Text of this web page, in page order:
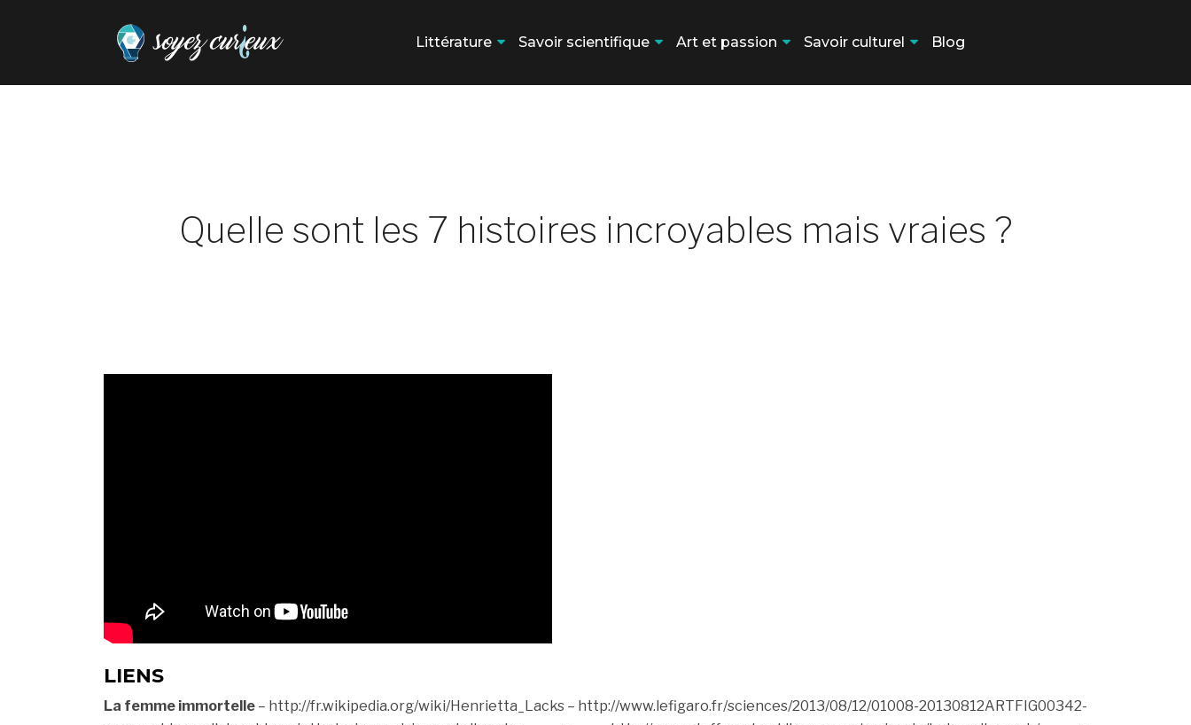
Littérature Savoir scientifique Art et passion Savoir culturel Blog
Quelle sont les 7 histoires incroyables mais vraies ?
LIENS
La femme immortelle – http://fr.wikipedia.org/wiki/Henrietta_Lacks – http://www.lefigaro.fr/sciences/2013/08/12/01008-20130812ARTFIG00342-